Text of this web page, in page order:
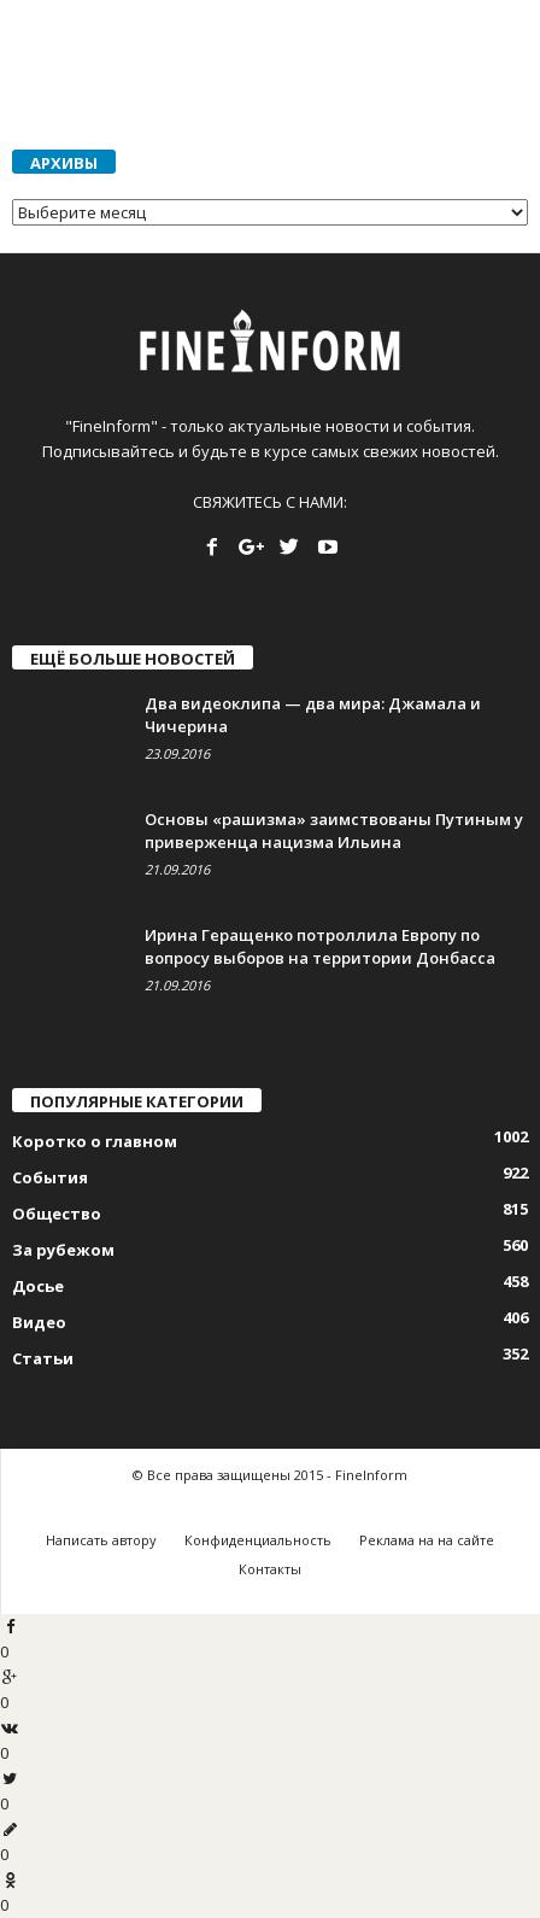
АРХИВЫ
"FineInform" - только актуальные новости и события.
Подписывайтесь и будьте в курсе самых свежих новостей.
СВЯЖИТЕСЬ С НАМИ:
ЕЩЁ БОЛЬШЕ НОВОСТЕЙ
Два видеоклипа — два мира: Джамала и
Чичерина
23.09.2016
Основы «рашизма» заимствованы Путиным у
приверженца нацизма Ильина
21.09.2016
Ирина Геращенко потроллила Европу по
вопросу выборов на территории Донбасса
21.09.2016
ПОПУЛЯРНЫЕ КАТЕГОРИИ
Коротко о главном
1002
События
922
Общество
815
За рубежом
560
Досье
458
Видео
406
Статьи
352
© Все права защищены 2015 - FineInform
Написать автору Конфиденциальность
Реклама на на сайте
Контакты
0
0
0
0
0
0